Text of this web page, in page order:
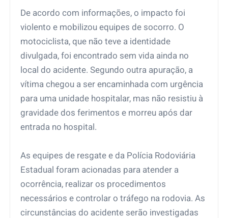
De acordo com informações, o impacto foi
violento e mobilizou equipes de socorro. O
motociclista, que não teve a identidade
divulgada, foi encontrado sem vida ainda no
local do acidente. Segundo outra apuração, a
vítima chegou a ser encaminhada com urgência
para uma unidade hospitalar, mas não resistiu à
gravidade dos ferimentos e morreu após dar
entrada no hospital.
As equipes de resgate e da Polícia Rodoviária
Estadual foram acionadas para atender a
ocorrência, realizar os procedimentos
necessários e controlar o tráfego na rodovia. As
circunstâncias do acidente serão investigadas